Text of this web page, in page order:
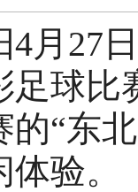
27日
足球
“东
验。